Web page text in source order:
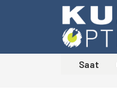
Saat